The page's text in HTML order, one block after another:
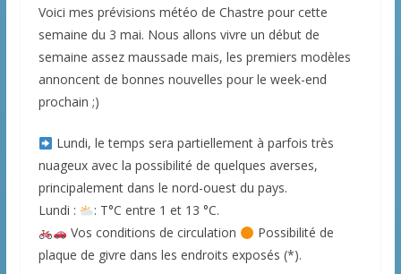
Voici mes prévisions météo de Chastre pour cette
semaine du 3 mai. Nous allons vivre un début de
semaine assez maussade mais, les premiers modèles
annoncent de bonnes nouvelles pour le week-end
prochain ;)
Lundi, le temps sera partiellement à parfois très
nuageux avec la possibilité de quelques averses,
principalement dans le nord-ouest du pays.
Lundi :
: T°C entre 1 et 13 °C.
Vos conditions de circulation
Possibilité de
plaque de givre dans les endroits exposés (*).